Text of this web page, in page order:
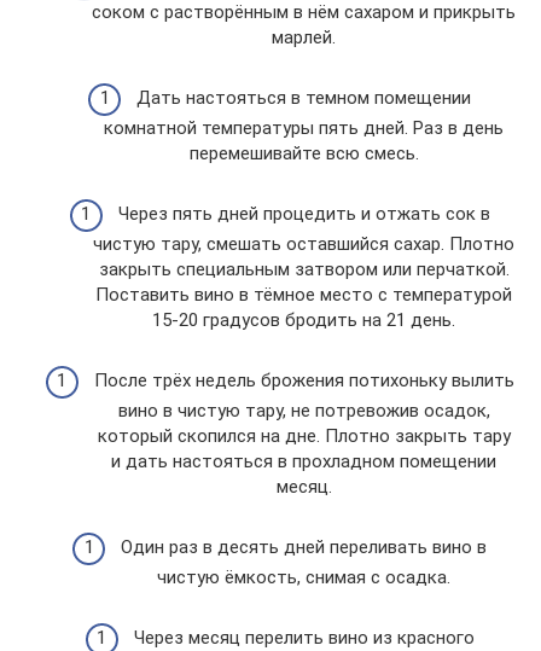
соком с растворённым в нём сахаром и прикрыть
марлей.
Дать настояться в темном помещении
комнатной температуры пять дней. Раз в день
перемешивайте всю смесь.
Через пять дней процедить и отжать сок в
чистую тару, смешать оставшийся сахар. Плотно
закрыть специальным затвором или перчаткой.
Поставить вино в тёмное место с температурой
15-20 градусов бродить на 21 день.
После трёх недель брожения потихоньку вылить
вино в чистую тару, не потревожив осадок,
который скопился на дне. Плотно закрыть тару
и дать настояться в прохладном помещении
месяц.
Один раз в десять дней переливать вино в
чистую ёмкость, снимая с осадка.
Через месяц перелить вино из красного